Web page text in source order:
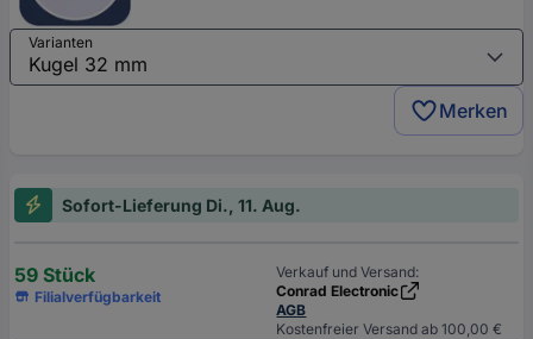
Varianten
Merken
Sofort-Lieferung Di., 11. Aug.
59 Stück
Filialverfügbarkeit
Verkauf und Versand:
Conrad Electronic
AGB
Kostenfreier Versand ab 100,00 €